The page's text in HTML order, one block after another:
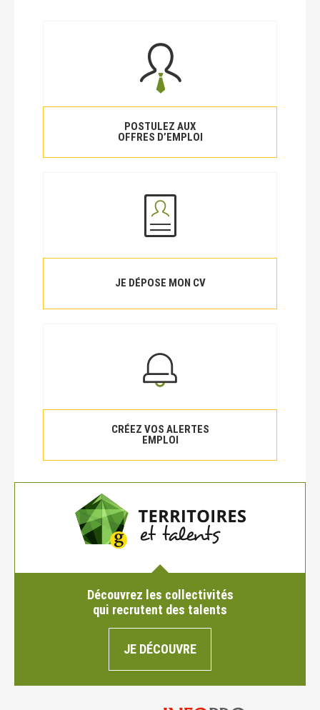
POSTULEZ AUX
OFFRES D’EMPLOI
JE DÉPOSE MON CV
CRÉEZ VOS ALERTES
EMPLOI
Découvrez les collectivités
qui recrutent des talents
JE DÉCOUVRE